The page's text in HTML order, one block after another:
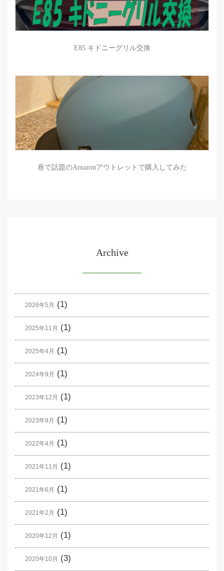
E85 キドニーグリル交換
巷で話題のAmazonアウトレットで購入してみた
Archive
2026年5月 (1)
2025年11月 (1)
2025年4月 (1)
2024年9月 (1)
2023年12月 (1)
2023年9月 (1)
2022年4月 (1)
2021年11月 (1)
2021年6月 (1)
2021年2月 (1)
2020年12月 (1)
2020年10月 (3)